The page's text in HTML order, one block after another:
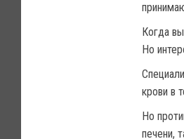
Когда
Но
крови в
Но
печени,